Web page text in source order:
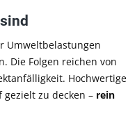
Umweltbelastungen
Die Folgen reichen von
Hochwertige
zu decken – rein